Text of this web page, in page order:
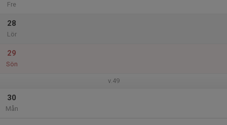
Fre
28
Lör
29
Sön
v.49
30
Mån